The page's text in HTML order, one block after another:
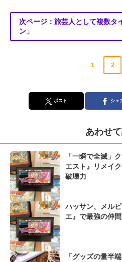
次ページ：旅芸人として複数タ
ン」
1 2
ポスト シェ
あわせ
「一瞬で全滅」
エスト』リメイ
破壊力
ハッサン、メル
エ』で最強の仲
「グッズの量半